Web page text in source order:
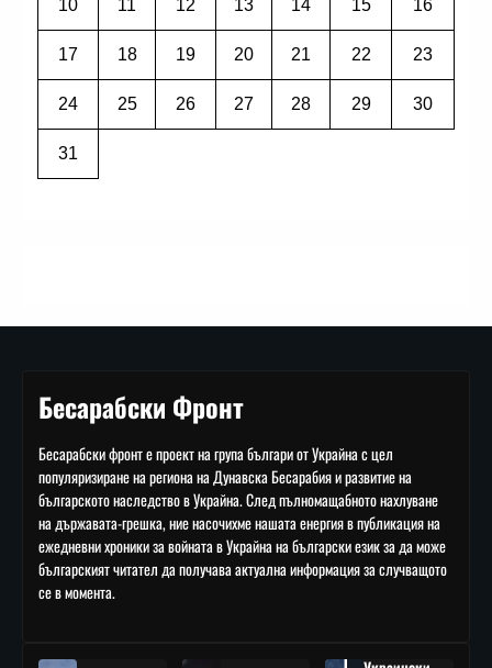
10 11 12 13 14 15 16
17 18 19 20 21 22 23
24 25 26 27 28 29 30
31
Бесарабски Фронт
Бесарабски фронт е проект на група българи от Украйна с цел
популяризиране на региона на Дунавска Бесарабия и развитие на
българското наследство в Украйна. След пълномащабното нахлуване
на държавата-грешка, ние насочихме нашата енергия в публикация на
ежедневни хроники за войната в Украйна на български език за да може
българският читател да получава актуална информация за случващото
се в момента.